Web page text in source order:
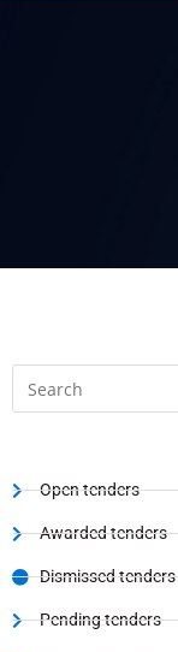
Open tenders
Awarded tenders
Dismissed tenders
Pending tenders